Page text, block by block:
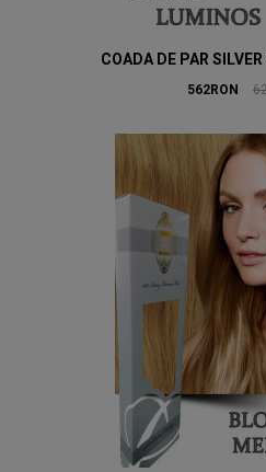
COADA DE PAR
562RON